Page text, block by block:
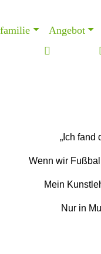
Angebot
„Ich fand
Wenn wir
Mein
Nur in